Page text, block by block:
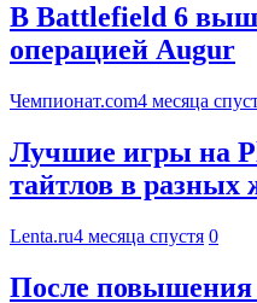
В Battlefield 6
операцией Augur
Чемпионат.com4 месяца
Лучшие игры на
тайтлов в разных
Lenta.ru4 месяца спустя 0
После повышения